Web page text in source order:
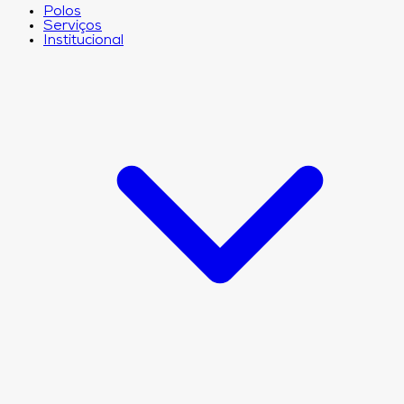
Polos
Serviços
Institucional